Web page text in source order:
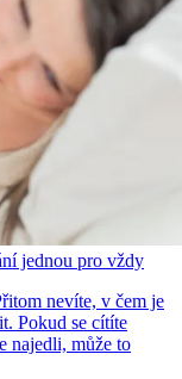
jednou pro vždy
nevíte, v čem je
Pokud se cítíte
najedli, může to